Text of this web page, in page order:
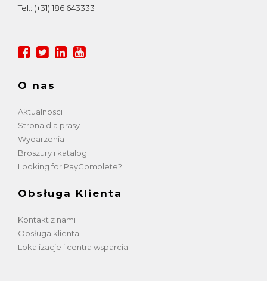
Tel.: (+31) 186 643333
O nas
Aktualnosci
Strona dla prasy
Wydarzenia
Broszury i katalogi
Looking for PayComplete?
Obsługa Klienta
Kontakt z nami
Obsługa klienta
Lokalizacje i centra wsparcia